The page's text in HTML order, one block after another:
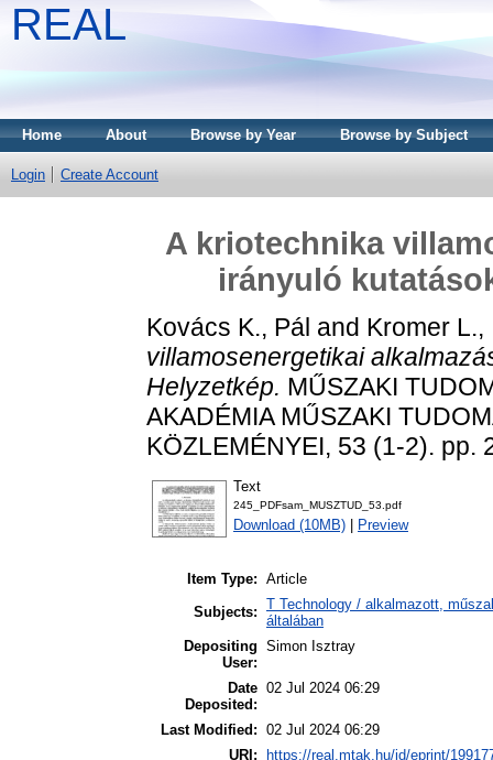
REAL
Home About Browse by Year Browse by Subject
Login Create Account
A kriotechnika
irányuló
Kovács K., Pál and Kromer L.,
villamosenergetikai
Helyzetkép. MŰSZAKI
AKADÉMIA MŰSZAKI
KÖZLEMÉNYEI, 53 (1-2). pp.
Text
245_PDFsam_MUSZTUD_53.pdf
Download (10MB) Preview
Item Type: Article
Subjects: T Technology / alkalmazott,
általában
Depositing
User:
Simon Isztray
Date
Deposited:
02 Jul 2024 06:29
Last Modified: 02 Jul 2024 06:29
URI:
https://real.mtak.hu/id/eprint/